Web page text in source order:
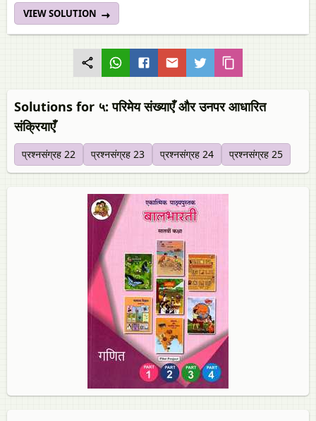
VIEW SOLUTION
Solutions for ५: परिमेय संख्याएँ और उनपर आधारित
संक्रियाएँ
प्रश्नसंग्रह 22 प्रश्नसंग्रह 23 प्रश्नसंग्रह 24 प्रश्नसंग्रह 25